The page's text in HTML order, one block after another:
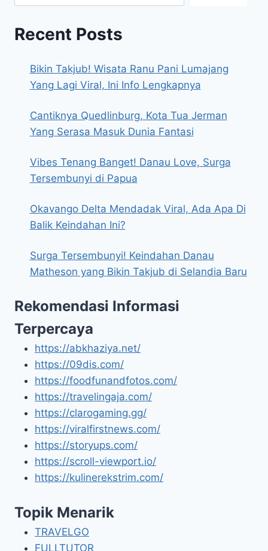
Recent Posts
Bikin Takjub! Wisata Ranu Pani Lumajang
Yang Lagi Viral, Ini Info Lengkapnya
Cantiknya Quedlinburg, Kota Tua Jerman
Yang Serasa Masuk Dunia Fantasi
Vibes Tenang Banget! Danau Love, Surga
Tersembunyi di Papua
Okavango Delta Mendadak Viral, Ada Apa Di
Balik Keindahan Ini?
Surga Tersembunyi! Keindahan Danau
Matheson yang Bikin Takjub di Selandia Baru
Rekomendasi Informasi
Terpercaya
https://abkhaziya.net/
https://09dis.com/
https://foodfunandfotos.com/
https://travelingaja.com/
https://clarogaming.gg/
https://viralfirstnews.com/
https://storyups.com/
https://scroll-viewport.io/
https://kulinerekstrim.com/
Topik Menarik
TRAVELGO
FULLTUTOR